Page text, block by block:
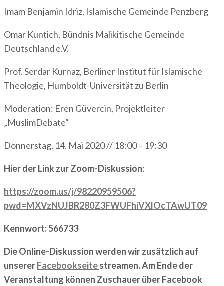
Imam Benjamin Idriz, Islamische Gemeinde Penzberg
Omar Kuntich, Bündnis Malikitische Gemeinde
Deutschland e.V.
Prof. Serdar Kurnaz, Berliner Institut für Islamische
Theologie, Humboldt-Universität zu Berlin
Moderation: Eren Güvercin, Projektleiter
„MuslimDebate“
Donnerstag, 14. Mai 2020 // 18:00 – 19:30
Hier der Link zur Zoom-Diskussion:
https://zoom.us/j/98220959506?
pwd=MXVzNUJBR280Z3FWUFhiVXlOcTAwUT09
Kennwort: 566733
Die Online-Diskussion werden wir zusätzlich auf
unsererFacebookseitestreamen. Am Ende der
Veranstaltung können Zuschauer über Facebook